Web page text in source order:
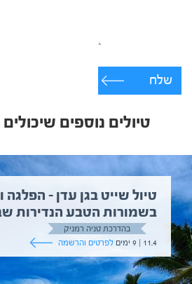
שלח
טיולים נוספים
טיול שייט בגן עדן – הפלגה
בשמורות הטבע הנדירות
בהדרכת טניה רמניק
11.4 | 9 ימים
לפרטים והרשמה